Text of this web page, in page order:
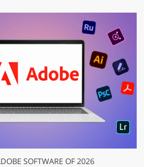
SOFTWARE OF 2026